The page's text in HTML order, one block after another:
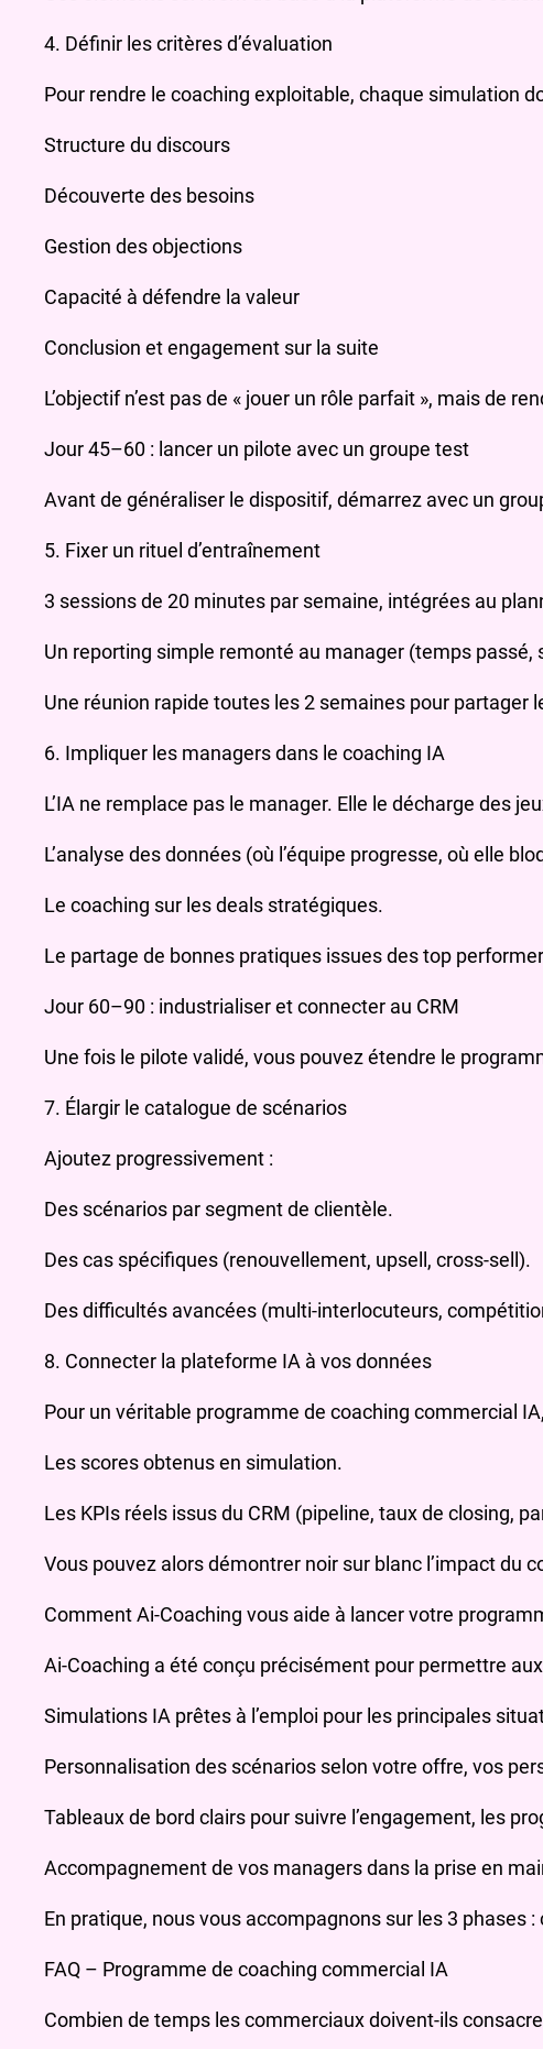
4. Définir les critères d’évaluation
Pour rendre le coaching exploitable, chaque simulation
Structure du discours
Découverte des besoins
Gestion des objections
Capacité à défendre la valeur
Conclusion et engagement sur la suite
L’objectif n’est pas de « jouer un rôle parfait », mais de
Jour 45–60 : lancer un pilote avec un groupe test
Avant de généraliser le dispositif, démarrez avec un
5. Fixer un rituel d’entraînement
3 sessions de 20 minutes par semaine, intégrées au
Un reporting simple remonté au manager (temps
Une réunion rapide toutes les 2 semaines pour partager
6. Impliquer les managers dans le coaching IA
L’IA ne remplace pas le manager. Elle le décharge des
L’analyse des données (où l’équipe progresse, où elle
Le coaching sur les deals stratégiques.
Le partage de bonnes pratiques issues des top
Jour 60–90 : industrialiser et connecter au CRM
Une fois le pilote validé, vous pouvez étendre le
7. Élargir le catalogue de scénarios
Ajoutez progressivement :
Des scénarios par segment de clientèle.
Des cas spécifiques (renouvellement, upsell, cross-sell).
Des difficultés avancées (multi-interlocuteurs,
8. Connecter la plateforme IA à vos données
Pour un véritable programme de coaching commercial
Les scores obtenus en simulation.
Les KPIs réels issus du CRM (pipeline, taux de closing,
Vous pouvez alors démontrer noir sur blanc l’impact du
Comment Ai‑Coaching vous aide à lancer votre
Ai‑Coaching a été conçu précisément pour permettre
Simulations IA prêtes à l’emploi pour les principales
Personnalisation des scénarios selon votre offre, vos
Tableaux de bord clairs pour suivre l’engagement, les
Accompagnement de vos managers dans la prise en
En pratique, nous vous accompagnons sur les 3 phases
FAQ – Programme de coaching commercial IA
Combien de temps les commerciaux doivent-ils